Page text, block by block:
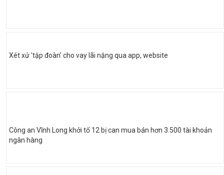
Xét xử 'tập đoàn' cho vay lãi nặng qua app, website
Công an Vĩnh Long khởi tố 12 bị can mua bán hơn 3.500 tài khoản
ngân hàng